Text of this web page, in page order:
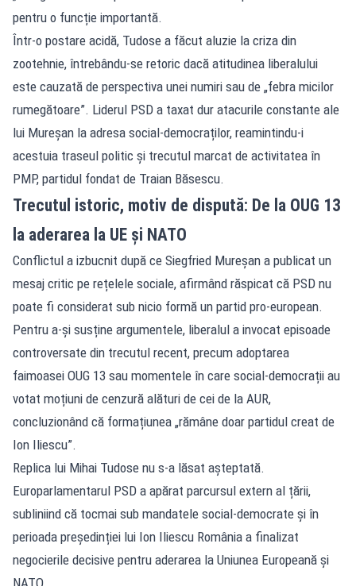
pentru o funcție importantă.
Într-o postare acidă, Tudose a făcut aluzie la criza din
zootehnie, întrebându-se retoric dacă atitudinea liberalului
este cauzată de perspectiva unei numiri sau de „febra micilor
rumegătoare”. Liderul PSD a taxat dur atacurile constante ale
lui Mureșan la adresa social-democraților, reamintindu-i
acestuia traseul politic și trecutul marcat de activitatea în
PMP, partidul fondat de Traian Băsescu.
Trecutul istoric, motiv de dispută: De la OUG 13
la aderarea la UE și NATO
Conflictul a izbucnit după ce Siegfried Mureșan a publicat un
mesaj critic pe rețelele sociale, afirmând răspicat că PSD nu
poate fi considerat sub nicio formă un partid pro-european.
Pentru a-și susține argumentele, liberalul a invocat episoade
controversate din trecutul recent, precum adoptarea
faimoasei OUG 13 sau momentele în care social-democrații au
votat moțiuni de cenzură alături de cei de la AUR,
concluzionând că formațiunea „rămâne doar partidul creat de
Ion Iliescu”.
Replica lui Mihai Tudose nu s-a lăsat așteptată.
Europarlamentarul PSD a apărat parcursul extern al țării,
subliniind că tocmai sub mandatele social-democrate și în
perioada președinției lui Ion Iliescu România a finalizat
negocierile decisive pentru aderarea la Uniunea Europeană și
NATO.